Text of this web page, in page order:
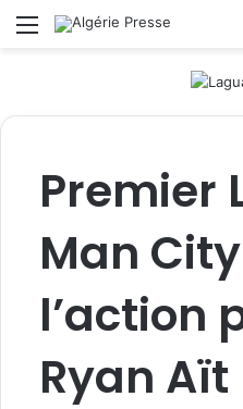
Menu
Premier
Man
l’action
Ryan